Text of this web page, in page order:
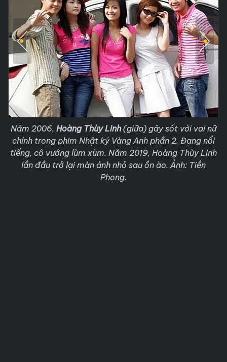
Năm 2006, Hoàng Thùy Linh(giữa) gây sốt với vai nữ
chính trong phim Nhật ký Vàng Anh phần 2. Đang nổi
tiếng, cô vướng lùm xùm. Năm 2019, Hoàng Thùy Linh
lần đầu trở lại màn ảnh nhỏ sau ồn ào. Ảnh: Tiền
Phong.